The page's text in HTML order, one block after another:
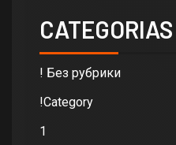
CATEGORIAS
! Без рубрики
!Category
1